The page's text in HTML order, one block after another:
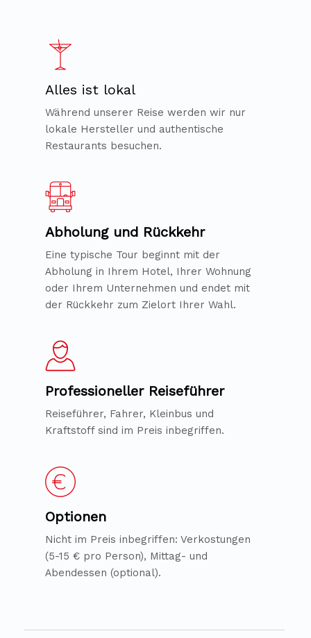
Alles ist lokal
Während unserer Reise werden wir nur
lokale Hersteller und authentische
Restaurants besuchen.
Abholung und Rückkehr
Eine typische Tour beginnt mit der
Abholung in Ihrem Hotel, Ihrer Wohnung
oder Ihrem Unternehmen und endet mit
der Rückkehr zum Zielort Ihrer Wahl.
Professioneller Reiseführer
Reiseführer, Fahrer, Kleinbus und
Kraftstoff sind im Preis inbegriffen.
Optionen
Nicht im Preis inbegriffen: Verkostungen
(5-15 € pro Person), Mittag- und
Abendessen (optional).